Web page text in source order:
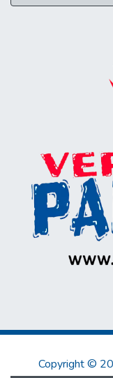
Copyright ©